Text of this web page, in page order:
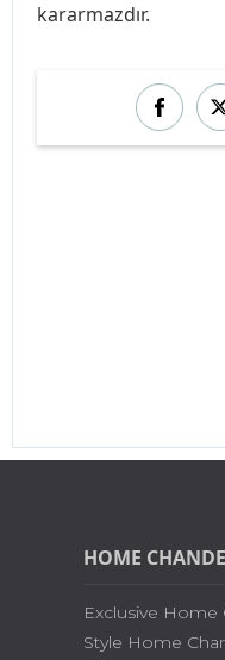
kararmazdır.
HOME
Exclusive Home
Style Home